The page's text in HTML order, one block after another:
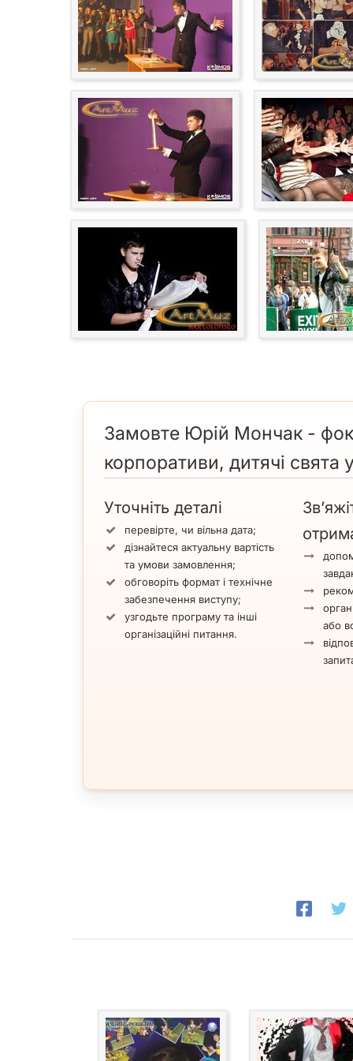
Замовте Юрій Мончак -
корпоративи, дитячі свята
Уточніть деталі
перевірте, чи вільна дата;
дізнайтеся актуальну вартість
та умови замовлення;
обговоріть формат і технічне
забезпечення виступу;
узгодьте програму та інші
організаційні питання.
або